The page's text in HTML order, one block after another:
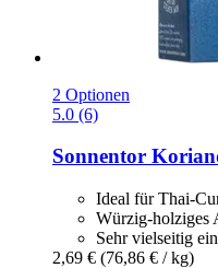
2 Optionen
5.0 (6)
Sonnentor
Ideal für Thai-
Würzig-holziges
Sehr vielseitig
2,69 € (76,86 € / kg)